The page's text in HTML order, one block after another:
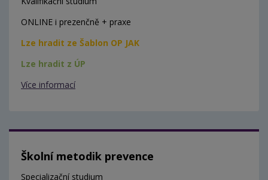
ONLINE i prezenčně + praxe
Lze hradit ze Šablon OP JAK
Lze hradit z ÚP
Více informací
Školní metodik prevence
Specializační studium